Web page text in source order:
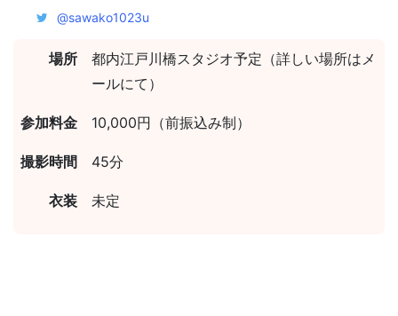
@sawako1023u
場所
都内江戸川橋スタジオ予定（詳しい場所はメ
ールにて）
参加料金 10,000円（前振込み制）
撮影時間 45分
衣装 未定